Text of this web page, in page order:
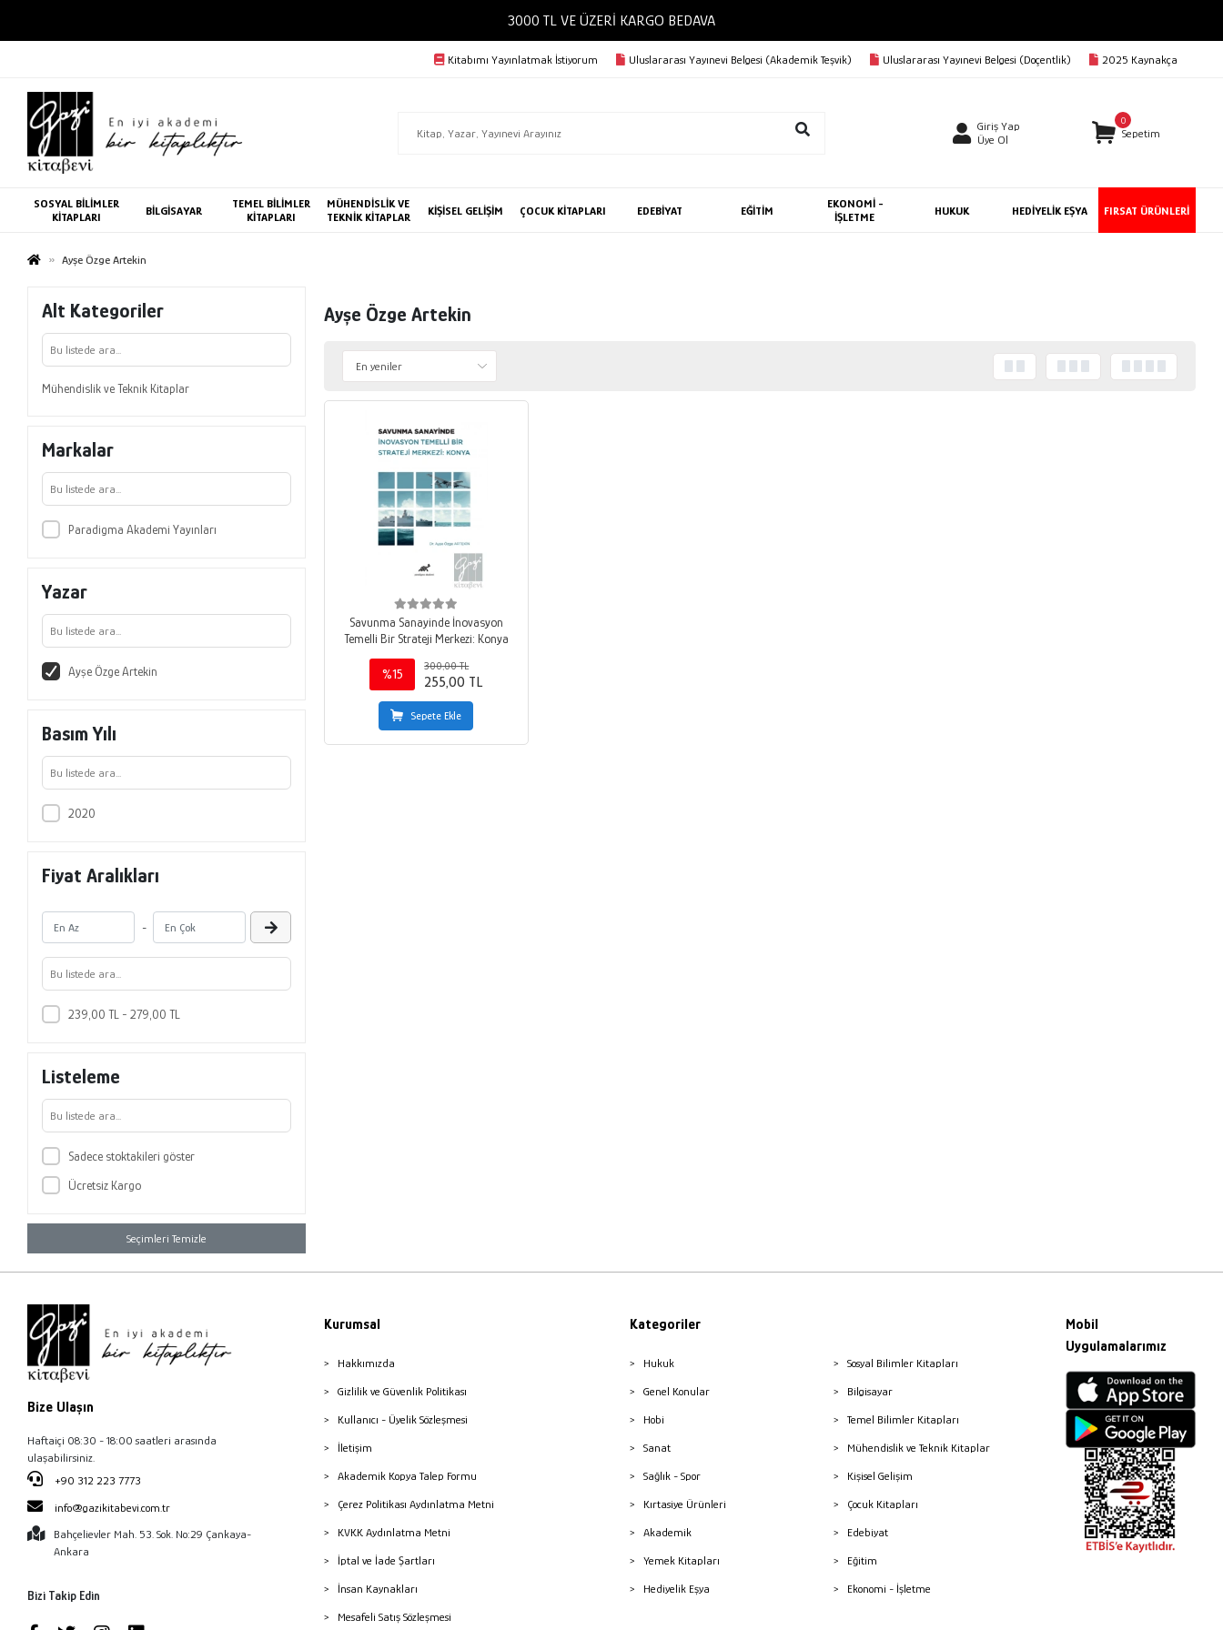
3000 TL VE ÜZERİ KARGO BEDAVA
Kitabımı Yayınlatmak İstiyorum Uluslararası Yayınevi Belgesi (Akademik Teşvik) Uluslararası Yayınevi Belgesi (Doçentlik) 2025 Kaynakça
Giriş Yap
Üye Ol
0
Sepetim
SOSYAL BİLİMLER
KİTAPLARI
BİLGİSAYAR
TEMEL BİLİMLER
KİTAPLARI
MÜHENDİSLİK VE
TEKNİK KİTAPLAR
KİŞİSEL GELİŞİM ÇOCUK KİTAPLARI EDEBİYAT EĞİTİM
EKONOMİ -
İŞLETME
HUKUK HEDİYELİK EŞYA FIRSAT ÜRÜNLERİ
Ayşe Özge Artekin
Alt Kategoriler
Mühendislik ve Teknik Kitaplar
Markalar
Paradigma Akademi Yayınları
Yazar
Ayşe Özge Artekin
Basım Yılı
2020
Fiyat Aralıkları
-
239,00 TL - 279,00 TL
Listeleme
Sadece stoktakileri göster
Ücretsiz Kargo
Seçimleri Temizle
Ayşe Özge Artekin
Savunma Sanayinde İnovasyon
Temelli Bir Strateji Merkezi: Konya
%15
300,00 TL
255,00 TL
Sepete Ekle
Bize Ulaşın
Haftaiçi 08:30 - 18:00 saatleri arasında
ulaşabilirsiniz.
+90 312 223 7773
info@gazikitabevi.com.tr
Bahçelievler Mah. 53. Sok. No:29 Çankaya-
Ankara
Bizi Takip Edin
Kurumsal
Hakkımızda
Gizlilik ve Güvenlik Politikası
Kullanıcı - Üyelik Sözleşmesi
İletişim
Akademik Kopya Talep Formu
Çerez Politikası Aydınlatma Metni
KVKK Aydınlatma Metni
İptal ve İade Şartları
İnsan Kaynakları
Mesafeli Satış Sözleşmesi
Kategoriler
Hukuk
Genel Konular
Hobi
Sanat
Sağlık - Spor
Kırtasiye Ürünleri
Akademik
Yemek Kitapları
Hediyelik Eşya
Sosyal Bilimler Kitapları
Bilgisayar
Temel Bilimler Kitapları
Mühendislik ve Teknik Kitaplar
Kişisel Gelişim
Çocuk Kitapları
Edebiyat
Eğitim
Ekonomi - İşletme
Mobil
Uygulamalarımız